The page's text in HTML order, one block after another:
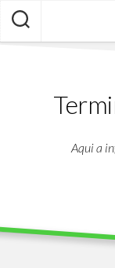
Skip
content
Aqui a